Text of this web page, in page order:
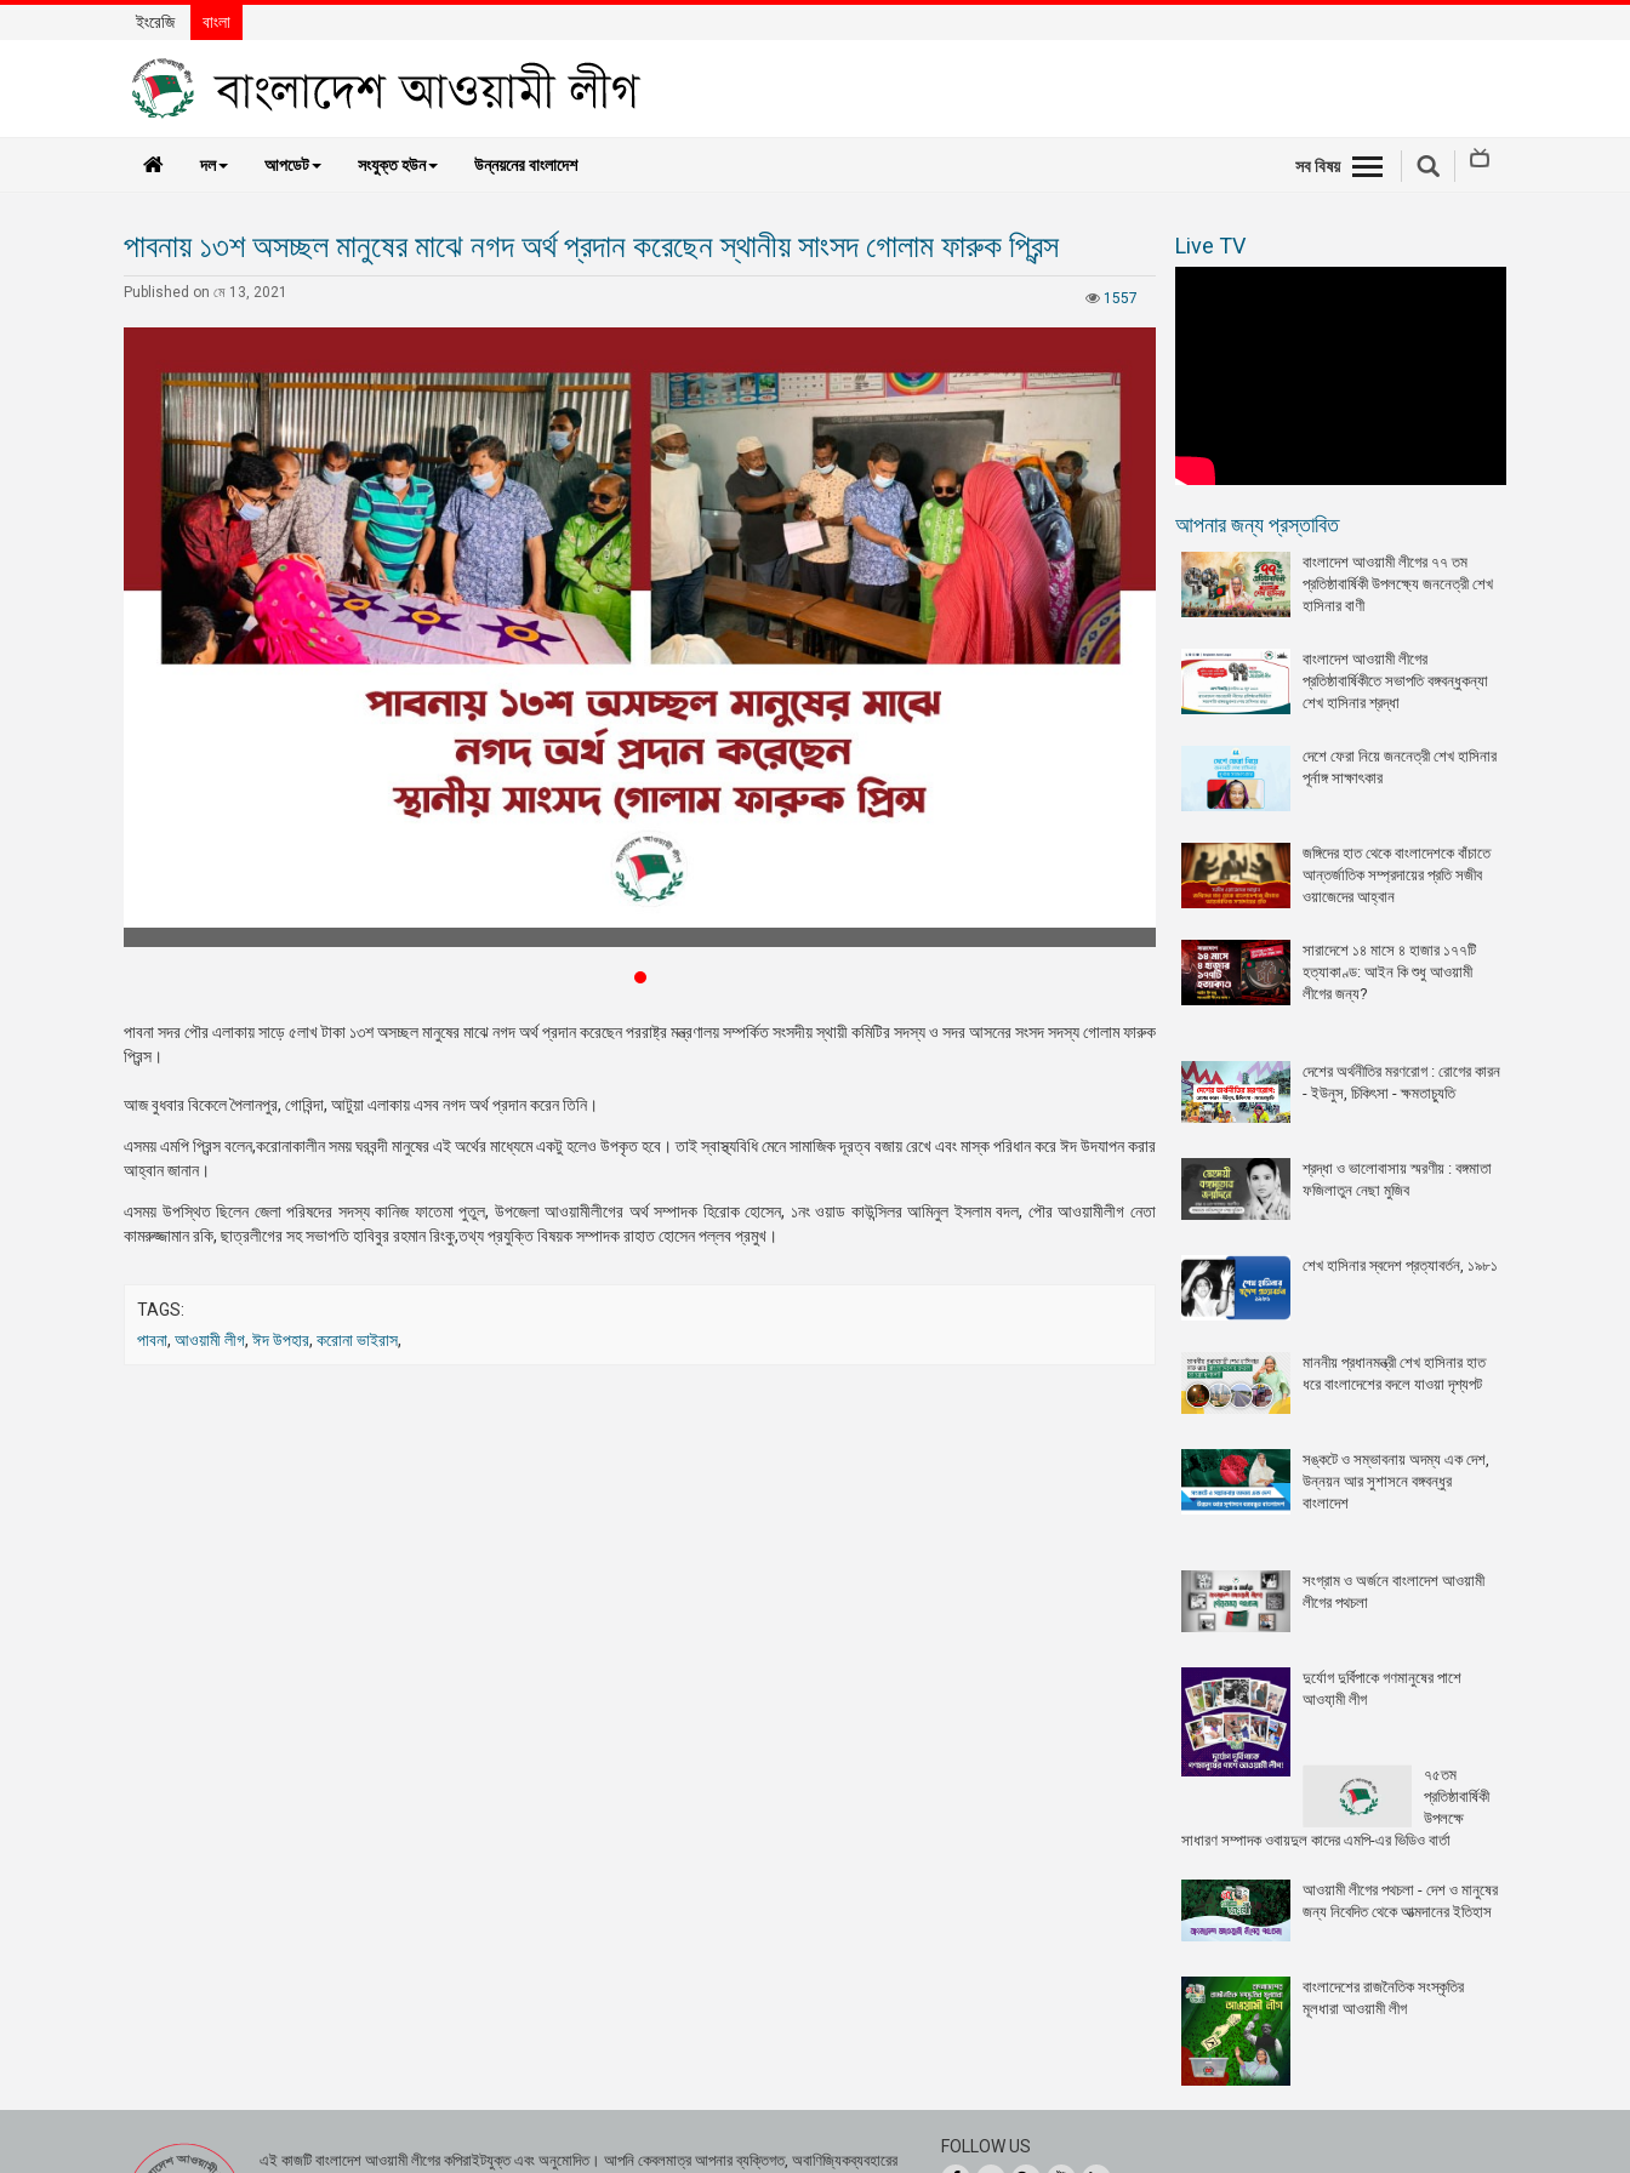
ইংরেজি বাংলা
দল আপডেট সংযুক্ত হউন উন্নয়নের বাংলাদেশ সব বিষয়
পাবনায় ১৩শ অসচ্ছল মানুষের মাঝে নগদ অর্থ প্রদান করেছেন স্থানীয় সাংসদ গোলাম ফারুক প্রিন্স
1557
Published on মে 13, 2021
পাবনা সদর পৌর এলাকায় সাড়ে ৫লাখ টাকা ১৩শ অসচ্ছল মানুষের মাঝে নগদ অর্থ প্রদান করেছেন পররাষ্ট্র মন্ত্রণালয় সম্পর্কিত সংসদীয় স্থায়ী কমিটির সদস্য ও সদর আসনের সংসদ সদস্য গোলাম ফারুক
প্রিন্স।
আজ বুধবার বিকেলে পৈলানপুর, গোবিন্দা, আটুয়া এলাকায় এসব নগদ অর্থ প্রদান করেন তিনি।
এসময় এমপি প্রিন্স বলেন,করোনাকালীন সময় ঘরবন্দী মানুষের এই অর্থের মাধ্যেমে একটু হলেও উপকৃত হবে। তাই স্বাস্থ্যবিধি মেনে সামাজিক দূরত্ব বজায় রেখে এবং মাস্ক পরিধান করে ঈদ উদযাপন করার
আহ্বান জানান।
এসময় উপস্থিত ছিলেন জেলা পরিষদের সদস্য কানিজ ফাতেমা পুতুল, উপজেলা আওয়ামীলীগের অর্থ সম্পাদক হিরোক হোসেন, ১নং ওয়াড কাউন্সিলর আমিনুল ইসলাম বদল, পৌর আওয়ামীলীগ নেতা
কামরুজ্জামান রকি, ছাত্রলীগের সহ সভাপতি হাবিবুর রহমান রিংকু,তথ্য প্রযুক্তি বিষয়ক সম্পাদক রাহাত হোসেন পল্লব প্রমুখ।
TAGS:
পাবনা, আওয়ামী লীগ, ঈদ উপহার, করোনা ভাইরাস,
Live TV
আপনার জন্য প্রস্তাবিত
বাংলাদেশ আওয়ামী লীগের ৭৭ তম
প্রতিষ্ঠাবার্ষিকী উপলক্ষ্যে জননেত্রী শেখ
হাসিনার বাণী
বাংলাদেশ আওয়ামী লীগের
প্রতিষ্ঠাবার্ষিকীতে সভাপতি বঙ্গবন্ধুকন্যা
শেখ হাসিনার শ্রদ্ধা
দেশে ফেরা নিয়ে জননেত্রী শেখ হাসিনার
পূর্নাঙ্গ সাক্ষাৎকার
জঙ্গিদের হাত থেকে বাংলাদেশকে বাঁচাতে
আন্তর্জাতিক সম্প্রদায়ের প্রতি সজীব
ওয়াজেদের আহ্বান
সারাদেশে ১৪ মাসে ৪ হাজার ১৭৭টি
হত্যাকাণ্ড: আইন কি শুধু আওয়ামী
লীগের জন্য?
দেশের অর্থনীতির মরণরোগ : রোগের কারন
- ইউনুস, চিকিৎসা - ক্ষমতাচ্যুতি
শ্রদ্ধা ও ভালোবাসায় স্মরণীয় : বঙ্গমাতা
ফজিলাতুন নেছা মুজিব
শেখ হাসিনার স্বদেশ প্রত্যাবর্তন, ১৯৮১
মাননীয় প্রধানমন্ত্রী শেখ হাসিনার হাত
ধরে বাংলাদেশের বদলে যাওয়া দৃশ্যপট
সঙ্কটে ও সম্ভাবনায় অদম্য এক দেশ,
উন্নয়ন আর সুশাসনে বঙ্গবন্ধুর
বাংলাদেশ
সংগ্রাম ও অর্জনে বাংলাদেশ আওয়ামী
লীগের পথচলা
দুর্যোগ দুর্বিপাকে গণমানুষের পাশে
আওযা়মী লীগ
৭৫তম
প্রতিষ্ঠাবার্ষিকী
উপলক্ষে
সাধারণ সম্পাদক ওবায়দুল কাদের এমপি-এর ভিডিও বার্তা
আওয়ামী লীগের পথচলা - দেশ ও মানুষের
জন্য নিবেদিত থেকে আত্মদানের ইতিহাস
বাংলাদেশের রাজনৈতিক সংস্কৃতির
মূলধারা আওয়ামী লীগ
এই কাজটি বাংলাদেশ আওয়ামী লীগের কপিরাইটযুক্ত এবং অনুমোদিত। আপনি কেবলমাত্র আপনার ব্যক্তিগত, অবাণিজ্যিকব্যবহারের
FOLLOW US